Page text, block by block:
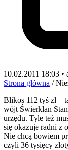
10.02.2011 18:03 •
Strona główna /
Blikos 112 tyś zł –
wójt Świerklan
urzędu. Tyle też
się okazuje radni z
Nie chcą bowiem
czyli 36 tysięcy